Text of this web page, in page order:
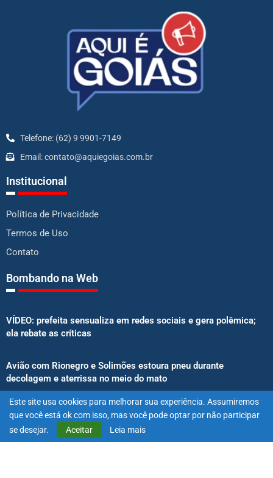
Telefone: (62) 9 9901-7149
Email: contato@aquiegoias.com.br
Institucional
Política de Privacidade
Termos de Uso
Contato
Bombando na Web
VÍDEO: prefeita sensualiza em redes sociais e gera polêmica;
ela rebate as críticas
Avião com Rionegro e Solimões estoura pneu durante
decolagem e aterrissa no meio do mato
Senado aprova proibição de atletas e influenciadores em
anúncios de bets
Este site usa cookies para melhorar sua experiência. Assumiremos
que você está ok com isso, mas você pode optar por não participar
se desejar.
Aceitar Leia mais